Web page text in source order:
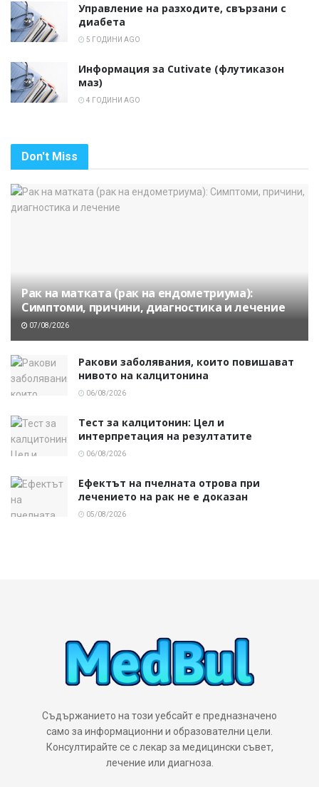
Управление на разходите, свързани с
диабета
5 ГОДИНИ AGO
Информация за Cutivate (флутиказон
маз)
4 ГОДИНИ AGO
Don't Miss
Рак на матката (рак на ендометриума):
Симптоми, причини, диагностика и лечение
07/08/2026
Ракови заболявания, които повишават
нивото на калцитонина
06/08/2026
Тест за калцитонин: Цел и
интерпретация на резултатите
06/08/2026
Ефектът на пчелната отрова при
лечението на рак не е доказан
05/08/2026
Съдържанието на този уебсайт е предназначено
само за информационни и образователни цели.
Консултирайте се с лекар за медицински съвет,
лечение или диагноза.